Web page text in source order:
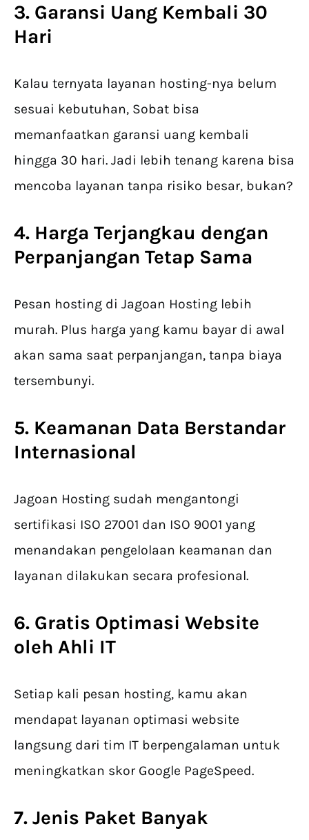
3. Garansi Uang Kembali 30
Hari
Kalau ternyata layanan hosting-nya belum
sesuai kebutuhan, Sobat bisa
memanfaatkan garansi uang kembali
hingga 30 hari. Jadi lebih tenang karena bisa
mencoba layanan tanpa risiko besar, bukan?
4. Harga Terjangkau dengan
Perpanjangan Tetap Sama
Pesan hosting di Jagoan Hosting lebih
murah. Plus harga yang kamu bayar di awal
akan sama saat perpanjangan, tanpa biaya
tersembunyi.
5. Keamanan Data Berstandar
Internasional
Jagoan Hosting sudah mengantongi
sertifikasi ISO 27001 dan ISO 9001 yang
menandakan pengelolaan keamanan dan
layanan dilakukan secara profesional.
6. Gratis Optimasi Website
oleh Ahli IT
Setiap kali pesan hosting, kamu akan
mendapat layanan optimasi website
langsung dari tim IT berpengalaman untuk
meningkatkan skor Google PageSpeed.
7. Jenis Paket Banyak